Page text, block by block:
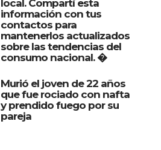
local. Compartí esta
información con tus
contactos para
mantenerlos actualizados
sobre las tendencias del
consumo nacional. �
Murió el joven de 22 años
que fue rociado con nafta
y prendido fuego por su
pareja